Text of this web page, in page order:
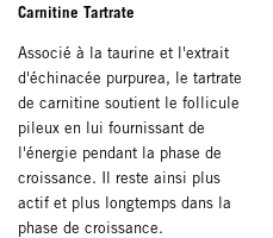
Carnitine Tartrate
Associé à la taurine et l'extrait
d'échinacée purpurea, le tartrate
de carnitine soutient le follicule
pileux en lui fournissant de
l'énergie pendant la phase de
croissance. Il reste ainsi plus
actif et plus longtemps dans la
phase de croissance.